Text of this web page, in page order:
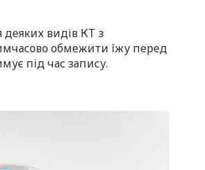
деяких видів КТ з
обмежити їжу перед
під час запису.